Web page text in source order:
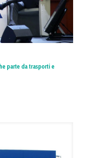
parte da trasporti e